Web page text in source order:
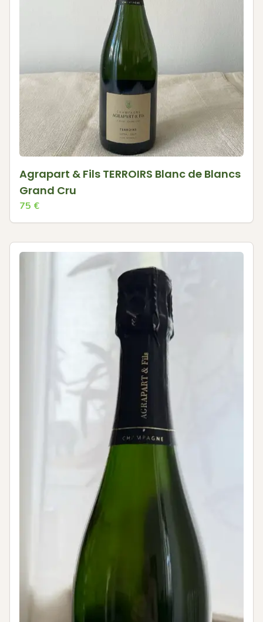
Agrapart & Fils TERROIRS Blanc de Blancs
Grand Cru
75 €